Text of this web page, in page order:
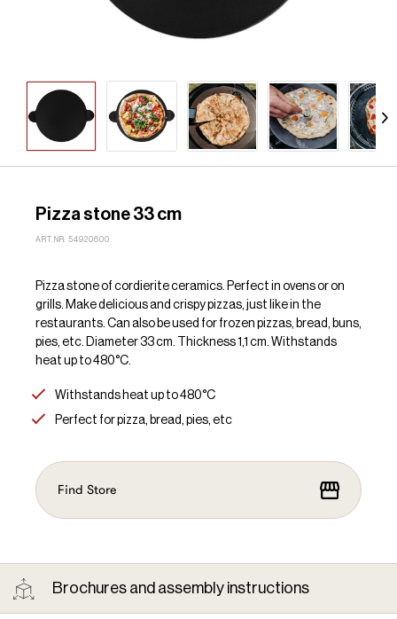
Pizza stone 33 cm
ART.NR: 54920600
Pizza stone of cordierite ceramics. Perfect in ovens or on
grills. Make delicious and crispy pizzas, just like in the
restaurants. Can also be used for frozen pizzas, bread, buns,
pies, etc. Diameter 33 cm. Thickness 1,1 cm. Withstands
heat up to 480°C.
Withstands heat up to 480°C
Perfect for pizza, bread, pies, etc
Find Store
Brochures and assembly instructions